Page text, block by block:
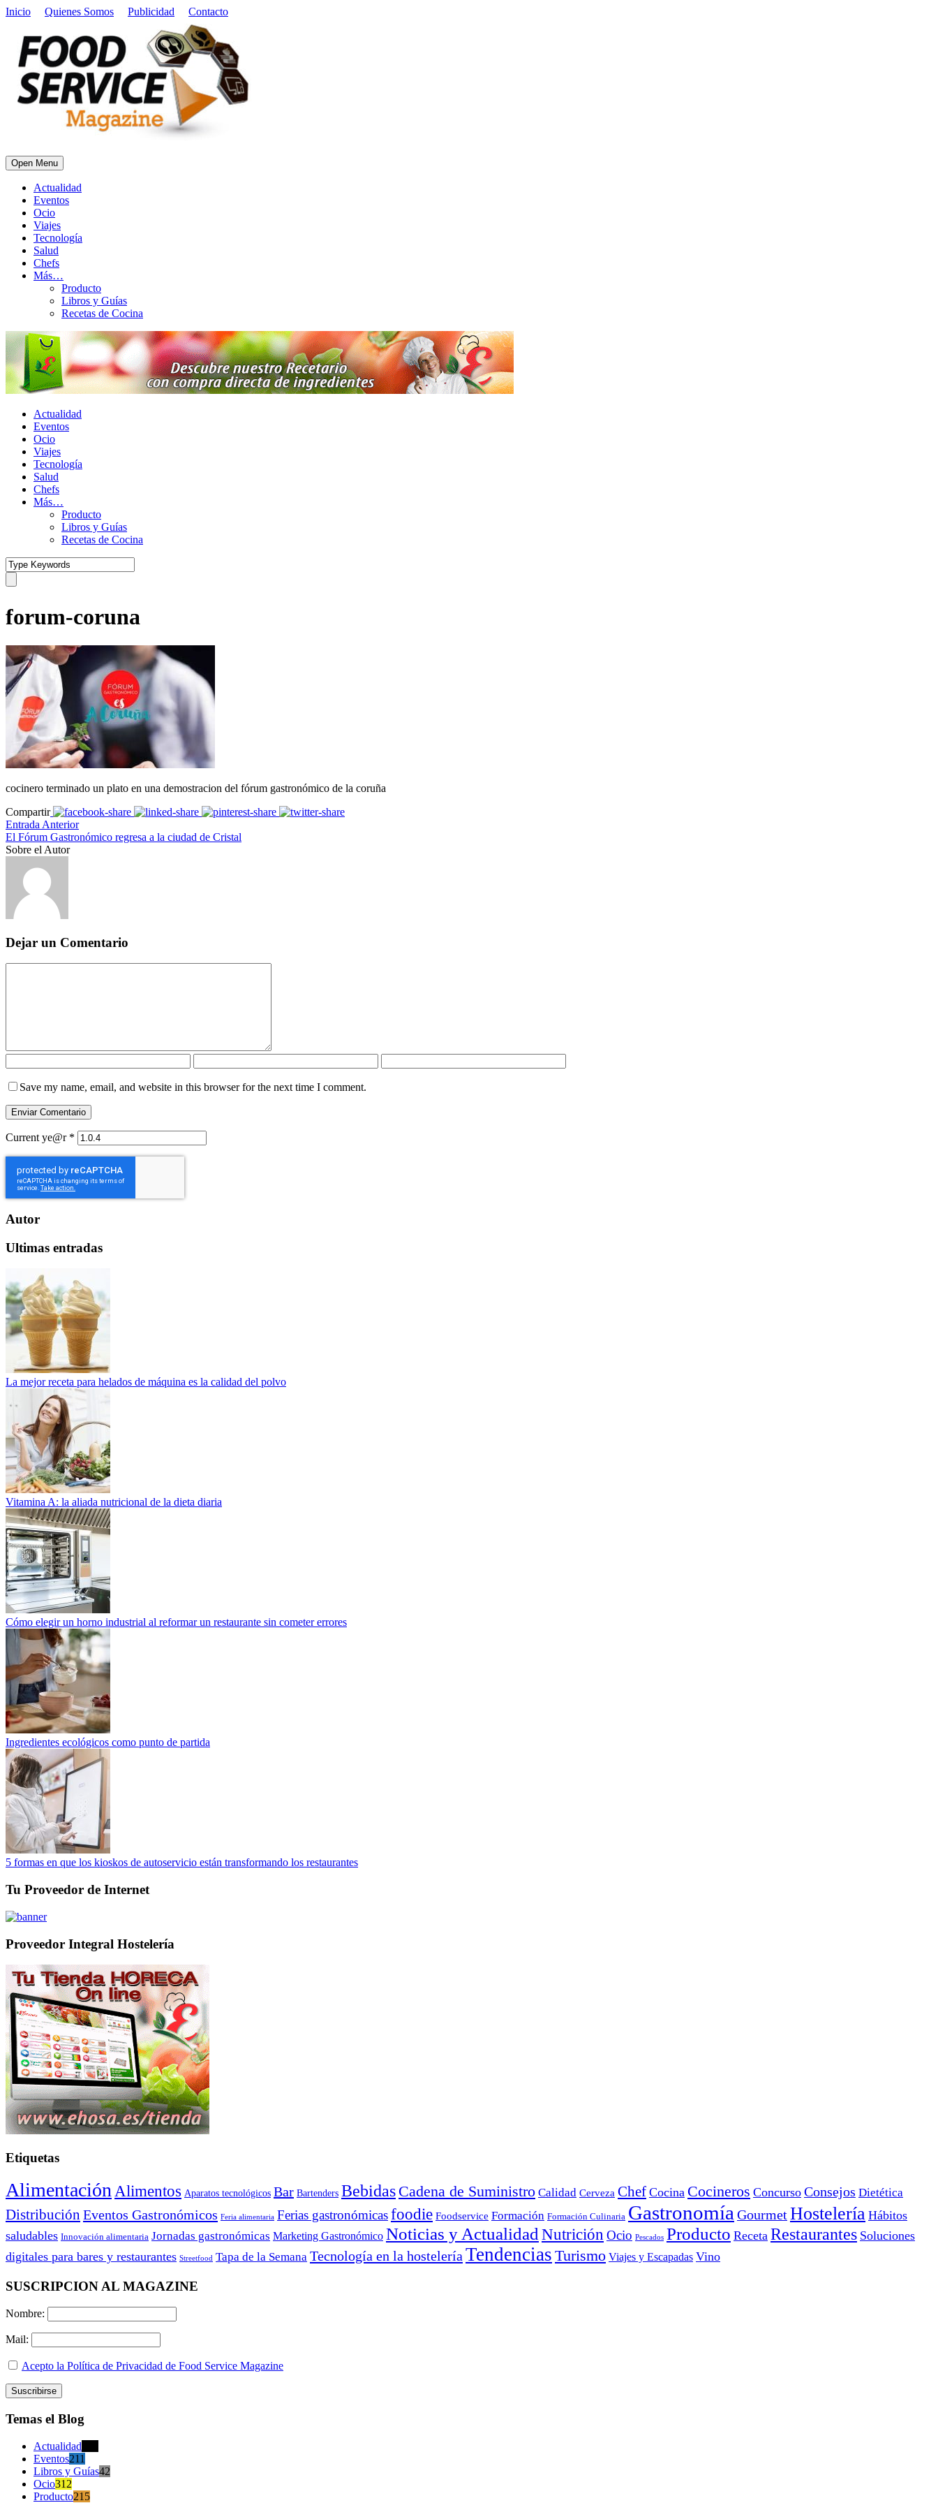
Inicio Quienes Somos Publicidad Contacto
Open Menu
Actualidad
Eventos
Ocio
Viajes
Tecnología
Salud
Chefs
Más…
Producto
Libros y Guías
Recetas de Cocina
Actualidad
Eventos
Ocio
Viajes
Tecnología
Salud
Chefs
Más…
Producto
Libros y Guías
Recetas de Cocina
forum-coruna
cocinero terminado un plato en una demostracion del fórum gastronómico de la coruña
Compartir
Entrada Anterior
El Fórum Gastronómico regresa a la ciudad de Cristal
Sobre el Autor
Dejar un Comentario
Save my name, email, and website in this browser for the next time I comment.
Current ye@r *
Autor
Ultimas entradas
La mejor receta para helados de máquina es la calidad del polvo
Vitamina A: la aliada nutricional de la dieta diaria
Cómo elegir un horno industrial al reformar un restaurante sin cometer errores
Ingredientes ecológicos como punto de partida
5 formas en que los kioskos de autoservicio están transformando los restaurantes
Tu Proveedor de Internet
Proveedor Integral Hostelería
Etiquetas
Alimentación Alimentos Aparatos tecnológicos Bar Bartenders Bebidas Cadena de Suministro Calidad Cerveza Chef Cocina Cocineros Concurso Consejos Dietética
Distribución Eventos Gastronómicos Feria alimentaria Ferias gastronómicasfoodie Foodservice Formación Formación Culinaria Gastronomía GourmetHostelería Hábitos
saludables Innovación alimentaria Jornadas gastronómicas Marketing Gastronómico Noticias y Actualidad Nutrición Ocio Pescados Producto Receta Restaurantes Soluciones
digitales para bares y restaurantes Streetfood Tapa de la Semana Tecnología en la hostelería Tendencias Turismo Viajes y Escapadas Vino
SUSCRIPCION AL MAGAZINE
Nombre:
Mail:
Acepto la Política de Privacidad de Food Service Magazine
Temas el Blog
Actualidad
Eventos211
Libros y Guías42
Ocio312
Producto215